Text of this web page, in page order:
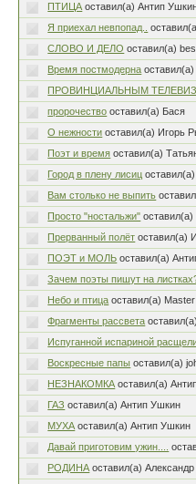
ПТИЦА оставил(а) Антип
Я приехал невпопад..
СЛОВО И ДЕЛО оставил(а)
Время постмодерна
ПРОВИНЦИАЛЬНЫМ
пророчество оставил(а) Бася
О нежности оставил(а) Игорь
Поэт и время оставил(а)
Город в плену лисиц
Вам столько не выпить
Просто "ностальжи"
Прерванный полёт оставил(а)
ПОЭТ и МОЛЬ оставил(а)
Зачем поэты пишут на
Небо и птица оставил(а)
Фрагменты рассвета
Испуганной испариной
Воскресные папы оставил(а)
НЕЗНАКОМКА оставил(а)
ГАЗ оставил(а) Антип Ушкин
МУХА оставил(а) Антип Ушкин
Давай приготовим ужин....
РОДИНА оставил(а)